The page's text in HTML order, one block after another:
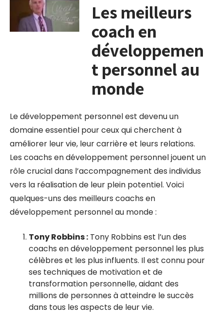
Les meilleurs
coach en
développemen
t personnel au
monde
Le développement personnel est devenu un
domaine essentiel pour ceux qui cherchent à
améliorer leur vie, leur carrière et leurs relations.
Les coachs en développement personnel jouent un
rôle crucial dans l’accompagnement des individus
vers la réalisation de leur plein potentiel. Voici
quelques-uns des meilleurs coachs en
développement personnel au monde :
Tony Robbins : Tony Robbins est l’un des
coachs en développement personnel les plus
célèbres et les plus influents. Il est connu pour
ses techniques de motivation et de
transformation personnelle, aidant des
millions de personnes à atteindre le succès
dans tous les aspects de leur vie.